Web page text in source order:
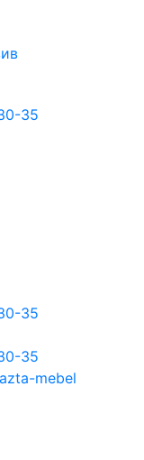
35
35
35
mebel